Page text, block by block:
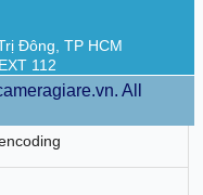
Profile,High Profile
Đông, TP HCM
112
All